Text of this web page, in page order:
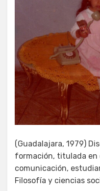
(Guadalajara, 1979)
formación, titulada en
comunicación,
Filosofía y ciencias